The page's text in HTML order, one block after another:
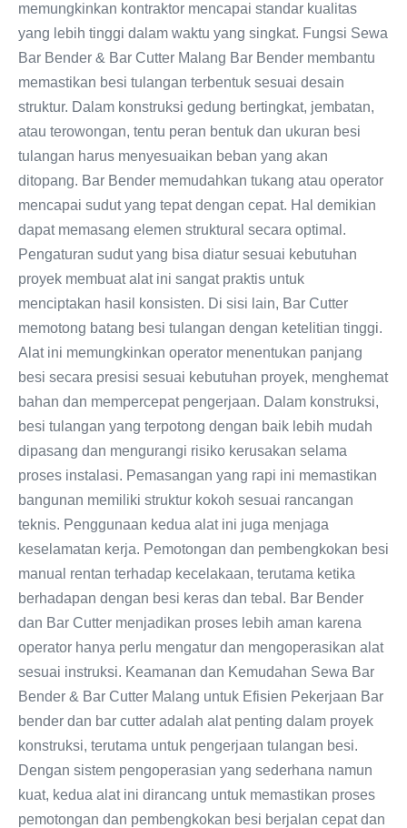
memungkinkan kontraktor mencapai standar kualitas
yang lebih tinggi dalam waktu yang singkat. Fungsi Sewa
Bar Bender & Bar Cutter Malang Bar Bender membantu
memastikan besi tulangan terbentuk sesuai desain
struktur. Dalam konstruksi gedung bertingkat, jembatan,
atau terowongan, tentu peran bentuk dan ukuran besi
tulangan harus menyesuaikan beban yang akan
ditopang. Bar Bender memudahkan tukang atau operator
mencapai sudut yang tepat dengan cepat. Hal demikian
dapat memasang elemen struktural secara optimal.
Pengaturan sudut yang bisa diatur sesuai kebutuhan
proyek membuat alat ini sangat praktis untuk
menciptakan hasil konsisten. Di sisi lain, Bar Cutter
memotong batang besi tulangan dengan ketelitian tinggi.
Alat ini memungkinkan operator menentukan panjang
besi secara presisi sesuai kebutuhan proyek, menghemat
bahan dan mempercepat pengerjaan. Dalam konstruksi,
besi tulangan yang terpotong dengan baik lebih mudah
dipasang dan mengurangi risiko kerusakan selama
proses instalasi. Pemasangan yang rapi ini memastikan
bangunan memiliki struktur kokoh sesuai rancangan
teknis. Penggunaan kedua alat ini juga menjaga
keselamatan kerja. Pemotongan dan pembengkokan besi
manual rentan terhadap kecelakaan, terutama ketika
berhadapan dengan besi keras dan tebal. Bar Bender
dan Bar Cutter menjadikan proses lebih aman karena
operator hanya perlu mengatur dan mengoperasikan alat
sesuai instruksi. Keamanan dan Kemudahan Sewa Bar
Bender & Bar Cutter Malang untuk Efisien Pekerjaan Bar
bender dan bar cutter adalah alat penting dalam proyek
konstruksi, terutama untuk pengerjaan tulangan besi.
Dengan sistem pengoperasian yang sederhana namun
kuat, kedua alat ini dirancang untuk memastikan proses
pemotongan dan pembengkokan besi berjalan cepat dan